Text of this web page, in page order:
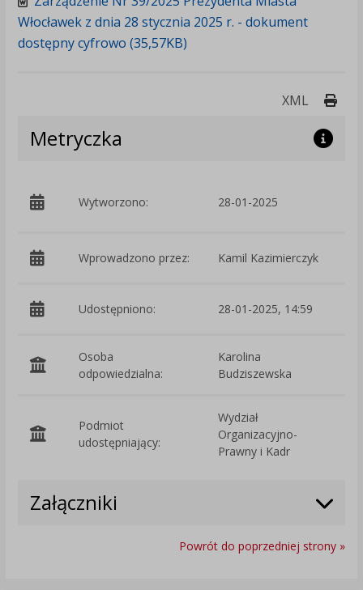
Włocławek z dnia 28 stycznia 2025 r. - dokument
dostępny cyfrowo (35,57KB)
XML
Metryczka
Wytworzono: 28-01-2025
Wprowadzono przez: Kamil Kazimierczyk
Udostępniono: 28-01-2025, 14:59
Osoba
odpowiedzialna:
Karolina
Budziszewska
Podmiot
udostępniający:
Wydział
Organizacyjno-
Prawny i Kadr
Załączniki
Powrót do poprzedniej strony »